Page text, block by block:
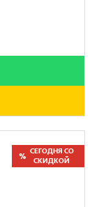
СЕГОДНЯ СО
СКИДКОЙ